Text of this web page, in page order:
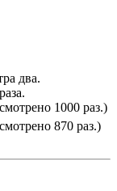
два.
1000 раз.)
870 раз.)